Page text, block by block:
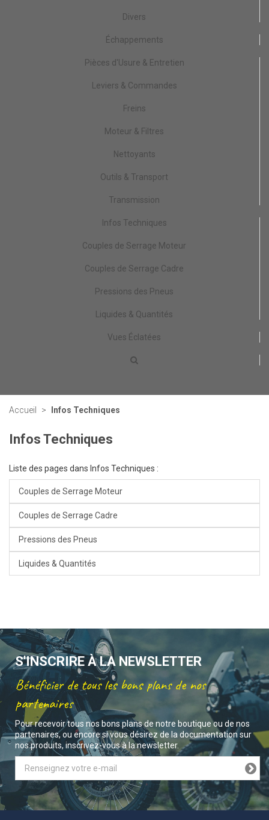
Divers
Échappements
Pièces d'Usure & Entretien
Leviers & Commandes
Freins
Moteur & Filtres
Nettoyants
Outils & Transport
Transmission
Infos Techniques
Couples de Serrage Moteur
Couples de Serrage Cadre
Pressions des Pneus
Liquides & Quantités
Vues Éclatées
Accueil > Infos Techniques
Infos Techniques
Liste des pages dans Infos Techniques :
Couples de Serrage Moteur
Couples de Serrage Cadre
Pressions des Pneus
Liquides & Quantités
S'INSCRIRE À LA NEWSLETTER
Bénéficier de tous les bons plans de nos
partenaires
Pour recevoir tous nos bons plans de notre boutique ou de nos
partenaires, ou encore si vous désirez de la documentation sur
nos produits, inscrivez-vous à la newsletter.